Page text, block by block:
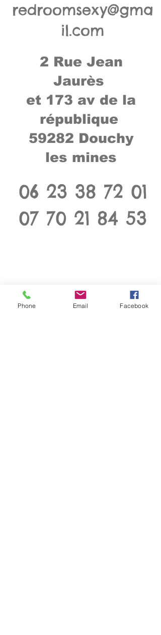
redroomsexy@gma
il.com
2 Rue Jean
Jaurès
et 173 av de la
république
59282 Douchy
les mines
06 23 38 72 01
07 70 21 84 53
Phone Email Facebook